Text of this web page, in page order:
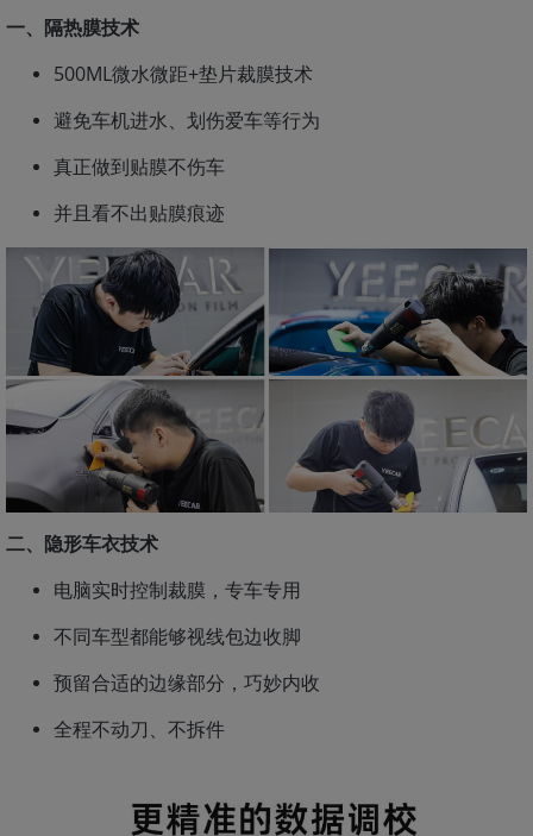
一、隔热膜技术
500ML微水微距+垫片裁膜技术
避免车机进水、划伤爱车等行为
真正做到贴膜不伤车
并且看不出贴膜痕迹
二、隐形车衣技术
电脑实时控制裁膜，专车专用
不同车型都能够视线包边收脚
预留合适的边缘部分，巧妙内收
全程不动刀、不拆件